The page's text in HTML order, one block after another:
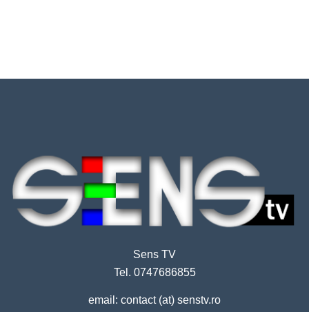
Sens TV
Tel. 0747686855
email: contact (at) senstv.ro